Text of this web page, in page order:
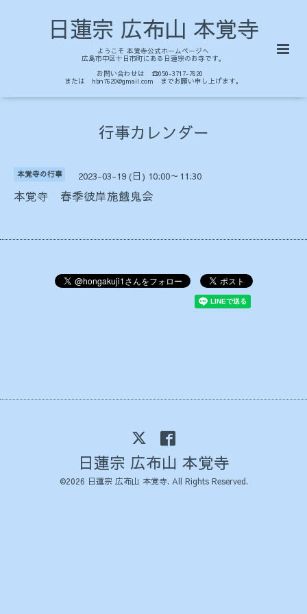
日蓮宗 広布山 本覚寺
ようこそ 本覚寺公式ホームページへ
広島市中区十日市町にある日蓮宗のお寺です。
お問い合わせは ☎050-3717-7620
または hbn7620@gmail.com までお願い申し上げます。
行事カレンダー
本覚寺の行事 2023-03-19 (日) 10:00～11:30
本覚寺 春季彼岸施餓鬼会
日蓮宗 広布山 本覚寺
©2026 日蓮宗 広布山 本覚寺. All Rights Reserved.